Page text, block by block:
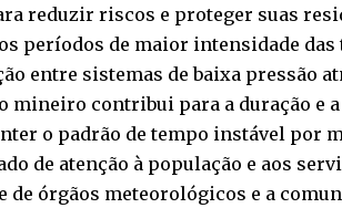
reduzir riscos e proteger suas
períodos de maior intensidade das
entre sistemas de baixa pressão
contribui para a duração e
o padrão de tempo instável por
de atenção à população e aos
de órgãos meteorológicos e a